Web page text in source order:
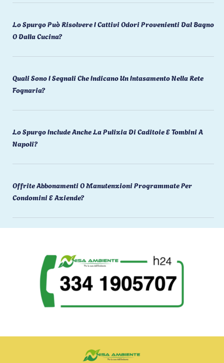
Lo Spurgo Può Risolvere I Cattivi Odori Provenienti Dal Bagno
O Dalla Cucina?
Quali Sono I Segnali Che Indicano Un Intasamento Nella Rete
Fognaria?
Lo Spurgo Include Anche La Pulizia Di Caditoie E Tombini A
Napoli?
Offrite Abbonamenti O Manutenzioni Programmate Per
Condomini E Aziende?